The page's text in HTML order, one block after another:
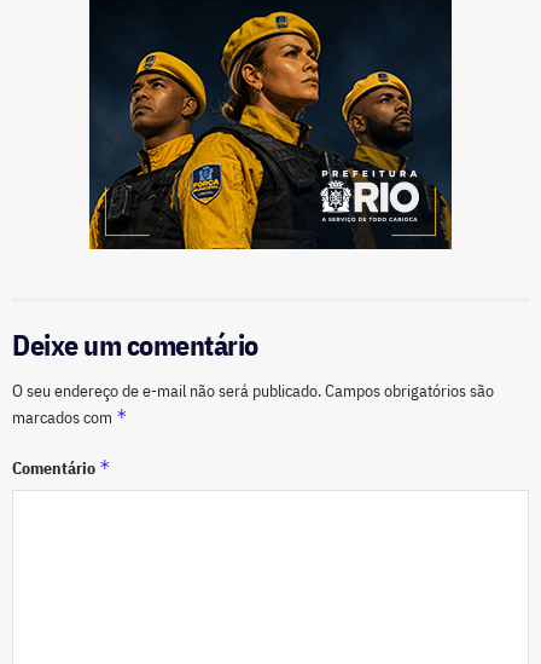
Deixe um comentário
O seu endereço de e-mail não será publicado.Campos obrigatórios são
marcados com *
Comentário *